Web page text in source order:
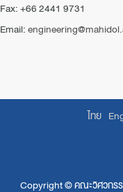
Fax: +66 2441 9731
Email:
ไทย
Copyright ©คณะวิศวกร